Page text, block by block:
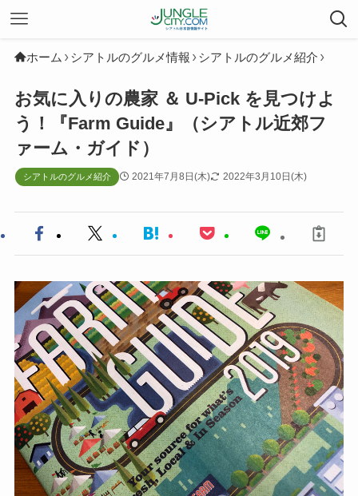
ホーム シアトルのグルメ情報 シアトルのグルメ紹介
お気に入りの農家 ＆ U-Pick を見つけよ
う！『Farm Guide』（シアトル近郊フ
ァーム・ガイド）
シアトルのグルメ紹介 2021年7月8日(木) 2022年3月10日(木)